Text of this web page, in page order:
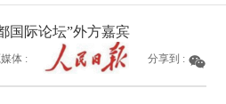
国际论坛”外方嘉宾
体 : 分享到 :